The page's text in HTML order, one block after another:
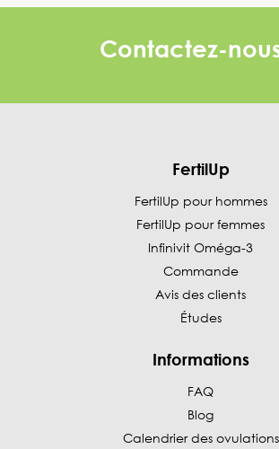
Contactez-
FertilUp
FertilUp pour hommes
FertilUp pour femmes
Infinivit Oméga-3
Commande
Avis des clients
Études
Informations
FAQ
Blog
Calendrier des ovulations